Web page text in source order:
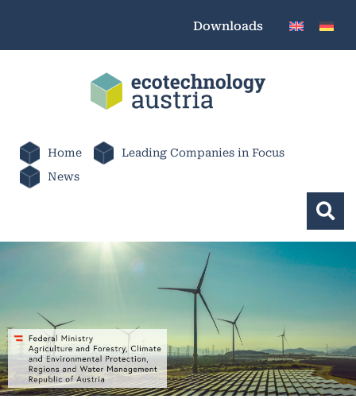
Downloads
Home
Leading Companies in Focus
News